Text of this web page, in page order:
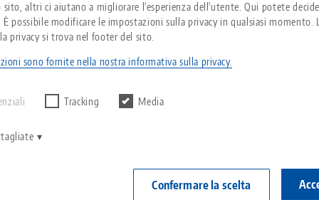
altri ci aiutano a migliorare l'esperienza dell'utente. Qui potete
possibile modificare le impostazioni sulla privacy in qualsiasi momento.
privacy si trova nel footer del sito.
sono fornite nella nostra informativa sulla privacy.
Tracking Media
Confermare la scelta
Tutto da un'unica fonte
punto zero
Breadcrumb
Informazioni su LANG
Innovazioni
Download
Richiesta catalogo
Blog
Fiere di settore
alcun risultato.
Pinze
in diverse versioni per le dimensioni del
devono essere adattate a diversi tipi di pezzi.
e dalle dimensioni del pezzo, prelevano la morsa
e la portano alla macchina utensile.